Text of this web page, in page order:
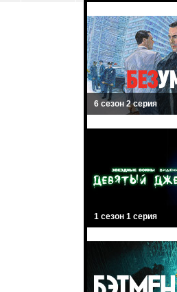
6 сезон 2 серия
1 сезон 1 серия